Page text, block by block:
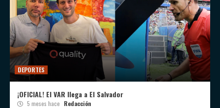
DEPORTES
¡OFICIAL! El VAR llega a El Salvador
5 meses hace Redacción